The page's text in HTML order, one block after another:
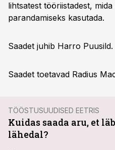
lihtsatest tööriistadest,
parandamiseks kasutada.
Saadet juhib Harro Puusild.
Saadet toetavad Radius
TÖÖSTUSUUDISED EETRIS
Kuidas saada aru, et
lähedal?